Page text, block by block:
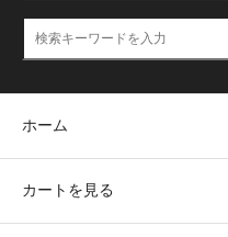
ホーム
カートを見る